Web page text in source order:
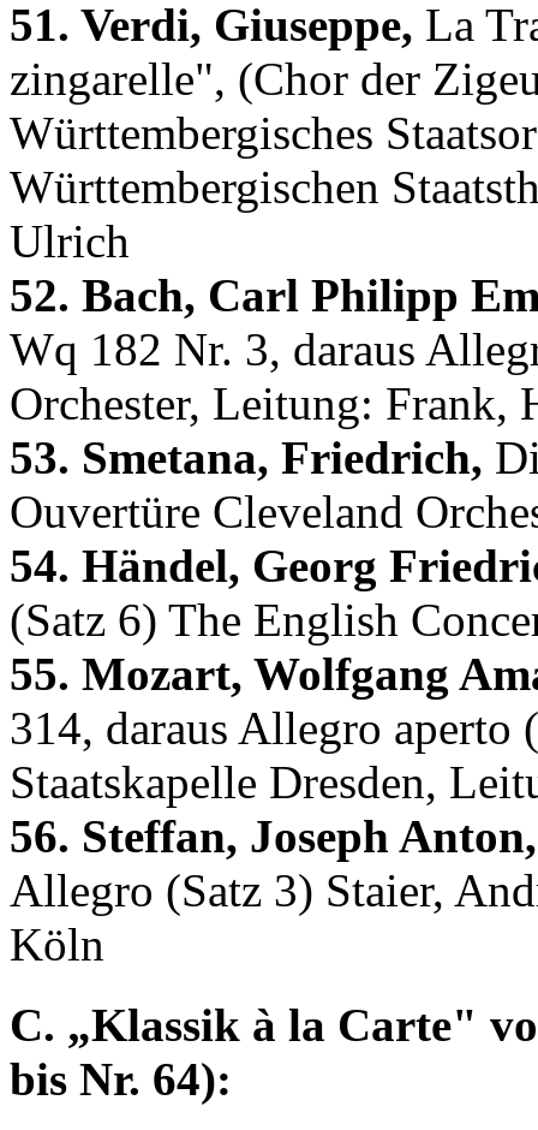
51. Verdi, Giuseppe, La
zingarelle", (Chor der
Württembergisches
Württembergischen
Ulrich
52. Bach, Carl Philipp
Wq 182 Nr. 3, daraus
Orchester, Leitung: Frank,
53. Smetana, Friedrich,
Ouvertüre Cleveland
54. Händel, Georg
(Satz 6) The English
55. Mozart, Wolfgang
314, daraus Allegro
Staatskapelle Dresden,
56. Steffan, Joseph Anton,
Allegro (Satz 3) Staier,
Köln
C. „Klassik à la Carte"
bis Nr. 64):